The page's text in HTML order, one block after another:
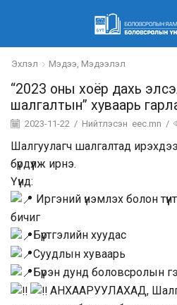
Эхлэл Мэдээ, Мэдээлэл
“2023 оны хоёр дахь
шалгалтын” хуваарь
2023-11-22 / Нийтлэсэн eec.mn /
Шалгуулагч шалгалтад
бүрдүүлж ирнэ.
Үүнд:
Иргэний үнэмлэх болон
бичиг
Бүртгэлийн хуудас
Суудлын хуваарь
Бүрэн дунд боловсролын
АНХААРУУЛАХАД,